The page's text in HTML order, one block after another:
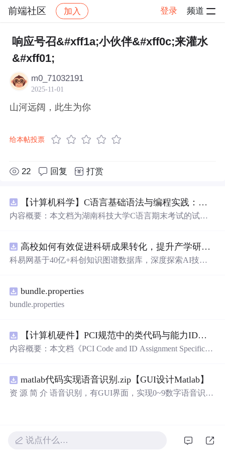
前端社区 加入 登录 频道
社区 前端社区 感慨 帖子详情
响应号召&#xff1a;小伙伴&#xff0c;来灌水
&#xff01;
m0_71032191
2025-11-01
山河远阔，此生为你
给本帖投票
22 回复 打赏
【计算机科学】C语言基础语法与编程实践：湖南科技大学期末考试核心知识点解析
内容概要：本文档为湖南科技大学C语言期末考试的试题
循环）、数组、字符串处理、函数定义与调用、指针初步
等内容。题目形式为单项选择题，每道题后附有正确答
业学习C语言课程的学生，特别是准备期末考试或需要强
化基础知识的初学者。; 使用场景及目标：①用于考前复
习，检验对C语言核心概念的掌握程度；②辅助教师出题
辑分析能力。; 阅读建议：建议结合教材和上机实践进行练
习，重点关注易错题和涉及复杂逻辑控制的题目，理解每
道题背后的程序执行流程，以达到真正掌握语言特性的目
高校如何有效促进科研成果转化，提升产学研合作效率？.docx
科易网基于40亿+科创知识图谱数据库，深度探索AI技术
新领域的AI+数智化解决方案，推动科技创新与产业创新
智能化发展。
bundle.properties
bundle.properties
【计算机硬件】PCI规范中的类代码与能力ID分配：设备功能分类及扩展能力标识系统设计
内容概要：本文档《PCI Code and ID Assignment Specificati
力标识（Extended Capability IDs）的标准编码规范。文档
详细列出了各类设备的功能分类，包括存储控制器、网络
matlab代码实现语音识别.zip【GUI设计Matlab】
资 源 简 介 语音识别，有GUI界面，实现0~9数字语音识别
它在许多领域有广泛的应用，包括语音助手、语音控制和
自动语音识别。语音识别技术的发展使得我们能够通过语
说点什么…